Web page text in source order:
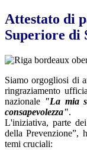
Attestato di
Superiore di
Siamo orgogliosi di
ringraziamento
nazionale "La mia
consapevolezza".
L'iniziativa, parte
della Prevenzione”,
temi cruciali: